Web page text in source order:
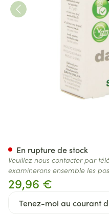
29,96 €
Tenez-moi au courant
En rupture de stock
Veuillez nous contacter par
examinerons ensemble les